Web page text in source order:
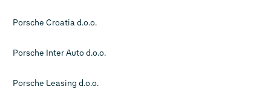
Porsche Croatia d.o.o.
Porsche Inter Auto d.o.o.
Porsche Leasing d.o.o.